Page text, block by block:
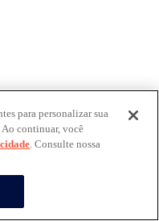
para personalizar sua
continuar, você
. Consulte nossa